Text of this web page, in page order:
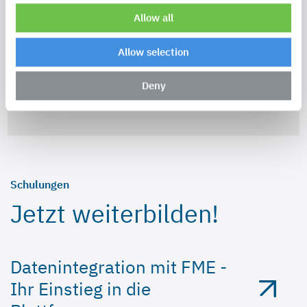
Allow all
Allow selection
Deny
Kreis Minden-Lübbecke mit FME Plattform und
dem Form-Solutions Connector for FME
Mehr erfahren
Schulungen
Jetzt weiterbilden!
Datenintegration mit FME -
Ihr Einstieg in die